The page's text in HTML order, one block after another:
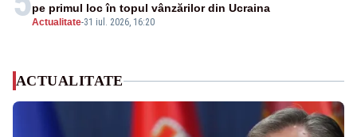
Actualitate-31 iul. 2026, 16:20
pe primul loc în topul vânzărilor din Ucraina
ACTUALITATE